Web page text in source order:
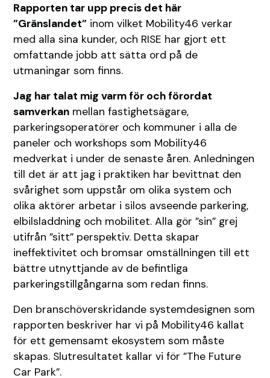
Rapporten tar upp precis det här
”Gränslandet” inom vilket Mobility46 verkar
med alla sina kunder, och RISE har gjort ett
omfattande jobb att sätta ord på de
utmaningar som finns.
Jag har talat mig varm för och förordat
samverkan mellan fastighetsägare,
parkeringsoperatörer och kommuner i alla de
paneler och workshops som Mobility46
medverkat i under de senaste åren. Anledningen
till det är att jag i praktiken har bevittnat den
svårighet som uppstår om olika system och
olika aktörer arbetar i silos avseende parkering,
elbilsladdning och mobilitet. Alla gör ”sin” grej
utifrån ”sitt” perspektiv. Detta skapar
ineffektivitet och bromsar omställningen till ett
bättre utnyttjande av de befintliga
parkeringstillgångarna som redan finns.
Den branschöverskridande systemdesignen som
rapporten beskriver har vi på Mobility46 kallat
för ett gemensamt ekosystem som måste
skapas. Slutresultatet kallar vi för ”The Future
Car Park”.